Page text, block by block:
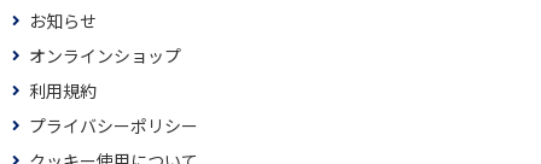
お知らせ
オンラインショップ
利用規約
プライバシーポリシー